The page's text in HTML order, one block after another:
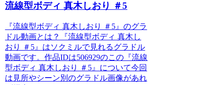
流線型ボディ 真木しおり ＃5
『流線型ボディ 真木しおり ＃5』のグラ
ドル動画とは？『流線型ボディ 真木し
おり ＃5』はソクミルで見れるグラドル
動画です。作品IDは506929のこの『流線
型ボディ 真木しおり ＃5』について今回
は見所やシーン別のグラドル画像があれ